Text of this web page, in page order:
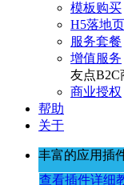
模板购买
H5落地页
服务套餐
增值服务
友点B2C
商业授权
帮助
关于
丰富的应用插
查看插件详细